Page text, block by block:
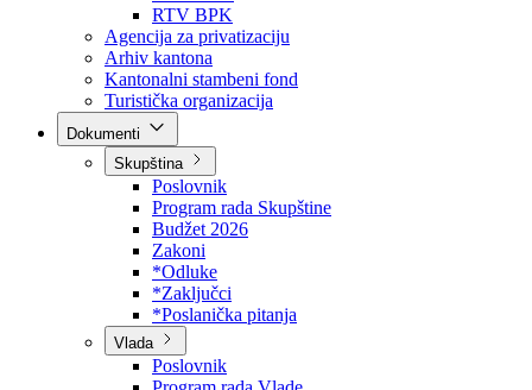
Direkcija za šumarstvo
Javna preduzeća
BPK šume
RTV BPK
Agencija za privatizaciju
Arhiv kantona
Kantonalni stambeni fond
Turistička organizacija
Skupština
Poslovnik
Program rada Skupštine
Budžet 2026
Zakoni
*Odluke
*Zaključci
*Poslanička pitanja